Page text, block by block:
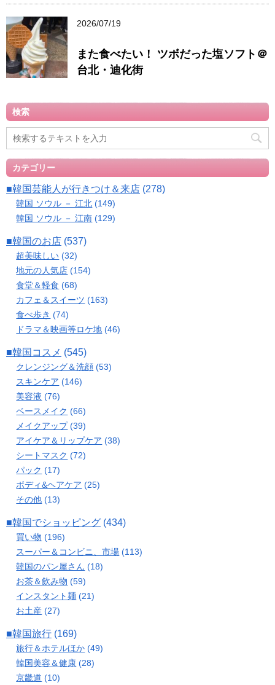
2026/07/19
また食べたい！ ツボだった塩ソフト＠
台北・迪化街
検索
カテゴリー
■韓国芸能人が行きつけ＆来店 (278)
韓国 ソウル － 江北 (149)
韓国 ソウル － 江南 (129)
■韓国のお店 (537)
超美味しい (32)
地元の人気店 (154)
食堂＆軽食 (68)
カフェ＆スイーツ (163)
食べ歩き (74)
ドラマ＆映画等ロケ地 (46)
■韓国コスメ (545)
クレンジング＆洗顔 (53)
スキンケア (146)
美容液 (76)
ベースメイク (66)
メイクアップ(39)
アイケア＆リップケア (38)
シートマスク (72)
パック (17)
ボディ&ヘアケア (25)
その他 (13)
■韓国でショッピング (434)
買い物 (196)
スーパー＆コンビニ、市場 (113)
韓国のパン屋さん (18)
お茶＆飲み物 (59)
インスタント麺 (21)
お土産 (27)
■韓国旅行 (169)
旅行＆ホテルほか (49)
韓国美容＆健康 (28)
京畿道 (10)